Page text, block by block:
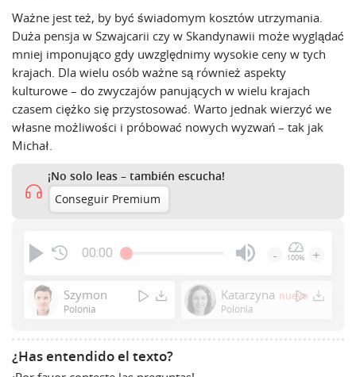
Ważne jest też, by być świadomym kosztów utrzymania.
Duża pensja w Szwajcarii czy w Skandynawii może wyglądać
mniej imponująco gdy uwzględnimy wysokie ceny w tych
krajach. Dla wielu osób ważne są również aspekty
kulturowe – do zwyczajów panujących w wielu krajach
czasem ciężko się przystosować. Warto jednak wierzyć we
własne możliwości i próbować nowych wyzwań – tak jak
Michał.
¡No solo leas – también escucha!
Conseguir Premium
00:00
Enter
or
- 100% +
Szymon
Polonia
Katarzyna nuevo
Polonia
¿Has entendido el texto?